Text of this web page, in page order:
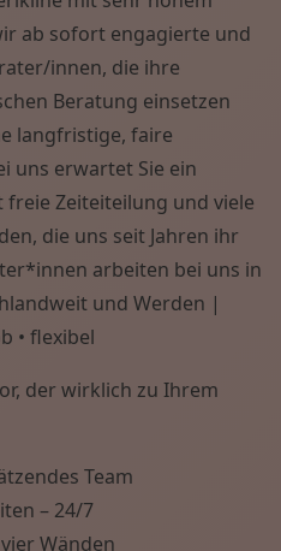
ab sofort engagierte und
innen, die ihre
Beratung einsetzen
langfristige, faire
uns erwartet Sie ein
freie Zeiteiteilung und viele
die uns seit Jahren ihr
arbeiten bei uns in
und Werden |
• flexibel
der wirklich zu Ihrem
Team
– 24/7
Wänden